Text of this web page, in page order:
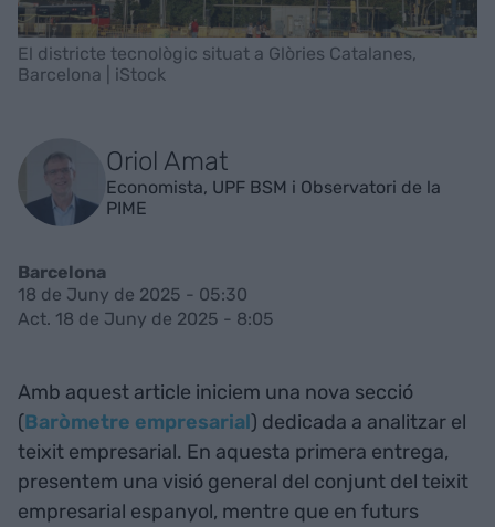
El districte tecnològic situat a Glòries Catalanes,
Barcelona | iStock
Oriol Amat
Economista, UPF BSM i Observatori de la
PIME
Barcelona
18 de Juny de 2025 - 05:30
Act. 18 de Juny de 2025 - 8:05
Amb aquest article iniciem una nova secció
(Baròmetre empresarial) dedicada a analitzar el
teixit empresarial. En aquesta primera entrega,
presentem una visió general del conjunt del teixit
empresarial espanyol, mentre que en futurs